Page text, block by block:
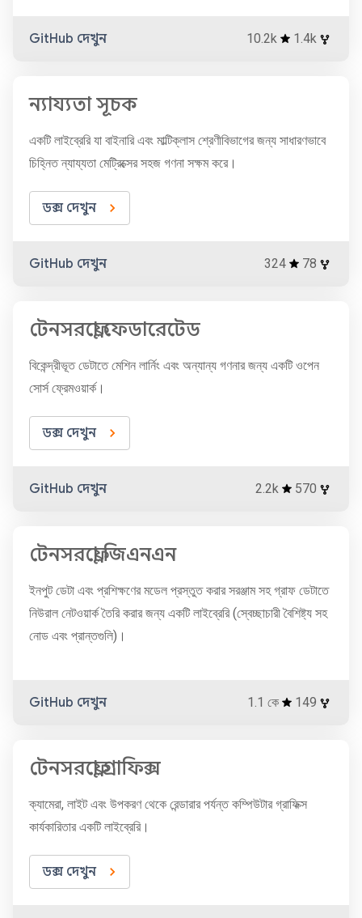
GitHub দেখুন 10.2k 1.4k
ন্যায্যতা সূচক
একটি লাইব্রেরি যা বাইনারি এবং মাল্টিক্লাস শ্রেণীবিভাগের জন্য সাধারণভাবে
চিহ্নিত ন্যায্যতা মেট্রিক্সের সহজ গণনা সক্ষম করে।
ডক্স দেখুন
GitHub দেখুন 324 78
টেনসরফ্লো ফেডারেটেড
বিকেন্দ্রীভূত ডেটাতে মেশিন লার্নিং এবং অন্যান্য গণনার জন্য একটি ওপেন
সোর্স ফ্রেমওয়ার্ক।
ডক্স দেখুন
GitHub দেখুন 2.2k 570
টেনসরফ্লো জিএনএন
ইনপুট ডেটা এবং প্রশিক্ষণের মডেল প্রস্তুত করার সরঞ্জাম সহ গ্রাফ ডেটাতে
নিউরাল নেটওয়ার্ক তৈরি করার জন্য একটি লাইব্রেরি (স্বেচ্ছাচারী বৈশিষ্ট্য সহ
নোড এবং প্রান্তগুলি)।
GitHub দেখুন 1.1 কে 149
টেনসরফ্লো গ্রাফিক্স
ক্যামেরা, লাইট এবং উপকরণ থেকে রেন্ডারার পর্যন্ত কম্পিউটার গ্রাফিক্স
কার্যকারিতার একটি লাইব্রেরি।
ডক্স দেখুন